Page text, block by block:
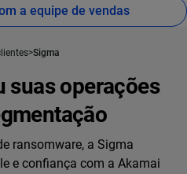
a equipe de vendas
Sigma
suas operações
ransomware, a Sigma
e confiança com a Akamai